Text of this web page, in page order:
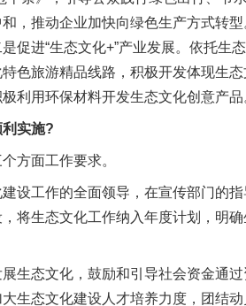
，推动企业加快向绿色生产方式转
促进“生态文化+”产业发展。依托生
色旅游精品线路，积极开发体现生
利用环保材料开发生态文化创意产品
实施?
方面工作要求。
工作的全面领导，在宣传部门的指
将生态文化工作纳入年度计划，明
态文化，鼓励和引导社会资金通过
生态文化建设人才培养力度，团结动